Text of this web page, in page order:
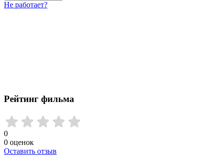
Не работает?
Рейтинг фильма
0
0 оценок
Оставить отзыв